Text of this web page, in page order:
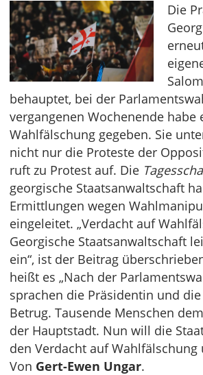
Die
behauptet, bei der
vergangenen Wochenende habe
Wahlfälschung gegeben. Sie
nicht nur die Proteste der
ruft zu Protest auf. Die
georgische Staatsanwaltschaft
Ermittlungen wegen
eingeleitet. „Verdacht auf
Georgische Staatsanwaltschaft
ein“, ist der Beitrag
heißt es „Nach der
sprachen die Präsidentin und
Betrug. Tausende Menschen
der Hauptstadt. Nun will die
den Verdacht auf Wahlfälschung
Von Gert-Ewen Ungar.